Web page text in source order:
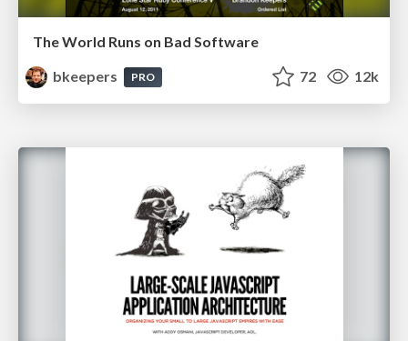
The World Runs on Bad Software
bkeepers
PRO 72 12k